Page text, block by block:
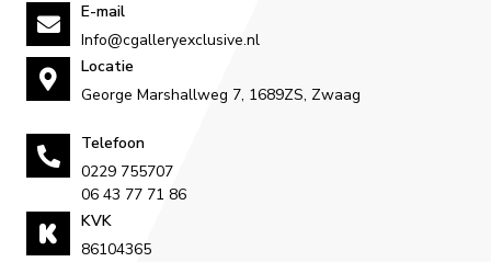
E-mail
Info@cgalleryexclusive.nl
Locatie
George Marshallweg 7, 1689ZS, Zwaag
Telefoon
0229 755707
06 43 77 71 86
KVK
86104365